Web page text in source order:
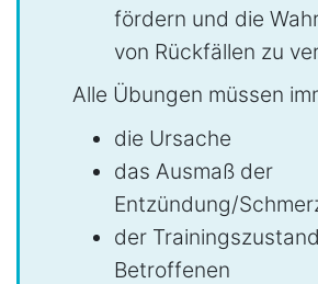
fördern und die
von Rückfällen zu
Alle Übungen müssen
die Ursache
das Ausmaß der
Entzündung/
der
Betroffenen